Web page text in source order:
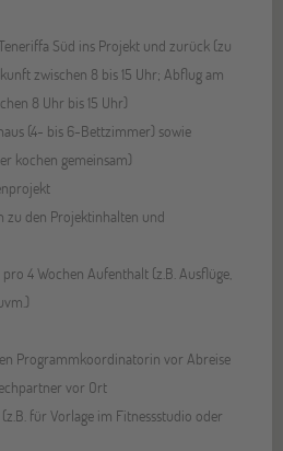
Süd ins Projekt und zurück (zu
zwischen 8 bis 15 Uhr; Abflug am
8 Uhr bis 15 Uhr)
(4- bis 6-Bettzimmer) sowie
kochen gemeinsam)
zu den Projektinhalten und
pro 4 Wochen Aufenthalt (z.B. Ausflüge,
Programmkoordinatorin vor Abreise
vor Ort
für Vorlage im Fitnessstudio oder